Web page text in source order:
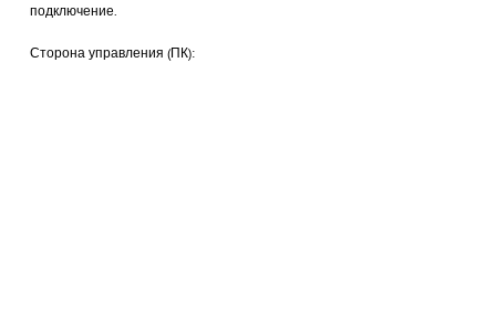
подключение.
Сторона управления (ПК):